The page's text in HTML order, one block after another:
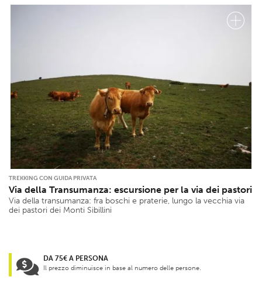
TREKKING CON GUIDA PRIVATA
Via della Transumanza: escursione per la via dei pastori
Via della transumanza: fra boschi e praterie, lungo la vecchia via
dei pastori dei Monti Sibillini
DA 75€ A PERSONA
Il prezzo diminuisce in base al numero delle persone.